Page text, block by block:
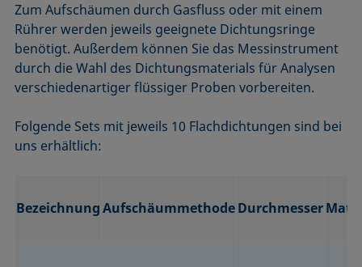
Zum Aufschäumen durch Gasfluss oder mit einem
Rührer werden jeweils geeignete Dichtungsringe
benötigt. Außerdem können Sie das Messinstrument
durch die Wahl des Dichtungsmaterials für Analysen
verschiedenartiger flüssiger Proben vorbereiten.
Folgende Sets mit jeweils 10 Flachdichtungen sind bei
uns erhältlich:
BezeichnungAufschäummethodeDurchmesser